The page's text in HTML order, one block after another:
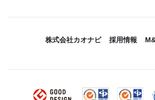
株式会社カオナビ 採用情報